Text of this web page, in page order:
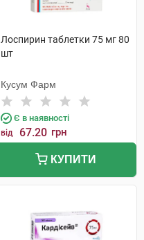
Лоспирин таблетки 75 мг 80
шт
Кусум Фарм
Є в наявності
від 67.20 грн
КУПИТИ